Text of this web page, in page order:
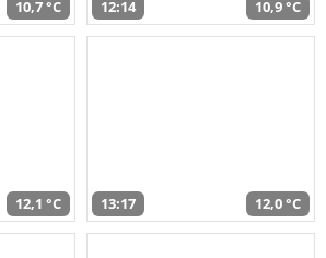
10,7 °C 12:14 10,9 °C
12,1 °C 13:17 12,0 °C